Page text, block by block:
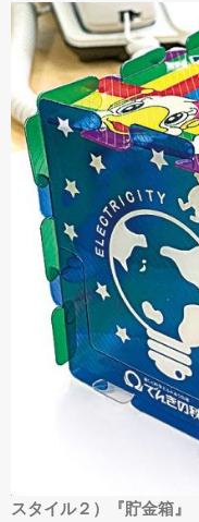
スタイル２）『貯金箱』